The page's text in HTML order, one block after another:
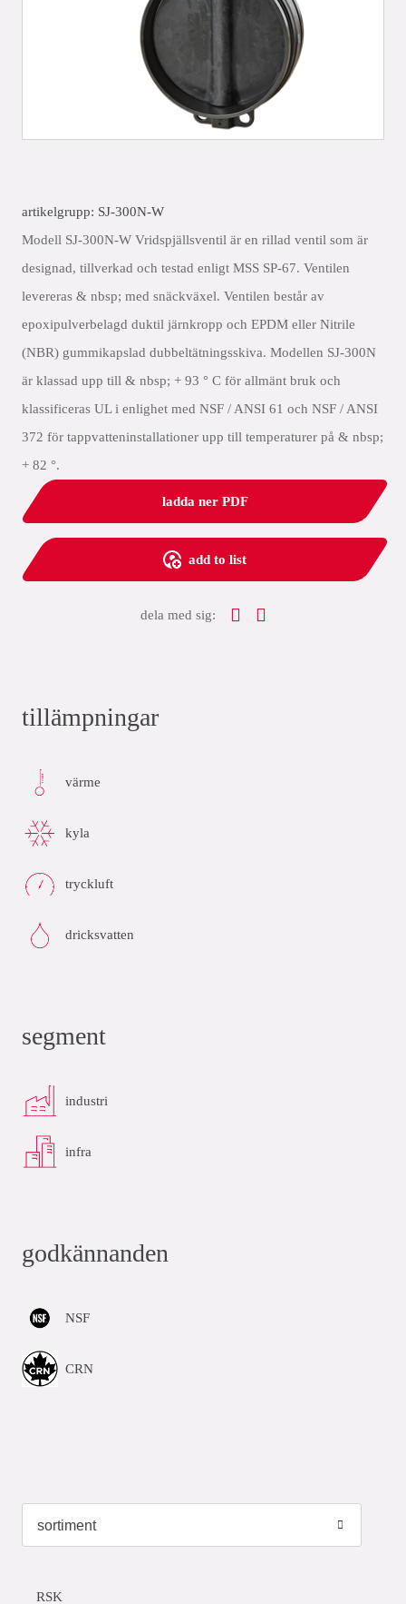
artikelgrupp: SJ-300N-W
Modell SJ-300N-W Vridspjällsventil är en rillad ventil som är
designad, tillverkad och testad enligt MSS SP-67. Ventilen
levereras & nbsp; med snäckväxel. Ventilen består av
epoxipulverbelagd duktil järnkropp och EPDM eller Nitrile
(NBR) gummikapslad dubbeltätningsskiva. Modellen SJ-300N
är klassad upp till & nbsp; + 93 ° C för allmänt bruk och
klassificeras UL i enlighet med NSF / ANSI 61 och NSF / ANSI
372 för tappvatteninstallationer upp till temperaturer på & nbsp;
+ 82 °.
ladda ner PDF
add to list
dela med sig:
tillämpningar
värme
kyla
tryckluft
dricksvatten
segment
industri
infra
godkännanden
NSF
CRN
RSK